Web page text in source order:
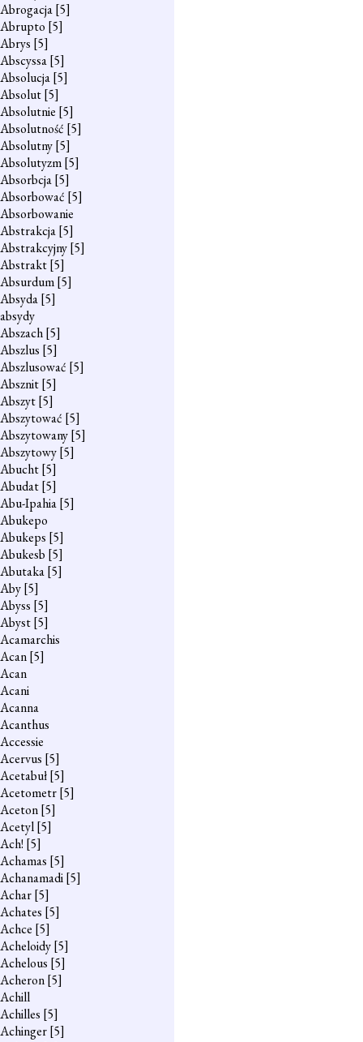
Abrogacja[5]
Abrupto [5]
Abrys [5]
Abscyssa[5]
Absolucja[5]
Absolut[5]
Absolutnie [5]
Absolutność [5]
Absolutny[5]
Absolutyzm[5]
Absorbcja[5]
Absorbować [5]
Absorbowanie
Abstrakcja[5]
Abstrakcyjny[5]
Abstrakt[5]
Absurdum[5]
Absyda[5]
absydy
Abszach[5]
Abszlus [5]
Abszlusować [5]
Absznit[5]
Abszyt[5]
Abszytować [5]
Abszytowany[5]
Abszytowy[5]
Abucht[5]
Abudat[5]
Abu-Ipahia[5]
Abukepo
Abukeps [5]
Abukesb [5]
Abutaka[5]
Aby[5]
Abyss [5]
Abyst[5]
Acamarchis
Acan[5]
Acan
Acani
Acanna
Acanthus
Accessie
Acervus [5]
Acetabuł[5]
Acetometr[5]
Aceton[5]
Acetyl[5]
Ach! [5]
Achamas [5]
Achanamadi[5]
Achar[5]
Achates [5]
Achce [5]
Acheloidy[5]
Achelous [5]
Acheron[5]
Achill
Achilles [5]
Achinger[5]